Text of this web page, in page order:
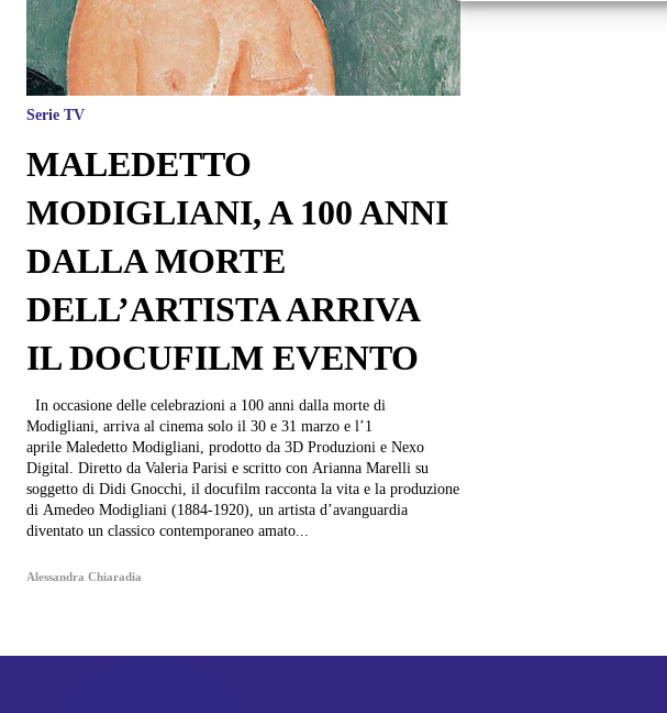
Serie TV
MALEDETTO
MODIGLIANI, A 100 ANNI
DALLA MORTE
DELL’ARTISTA ARRIVA
IL DOCUFILM EVENTO
Modigliani, arriva al cinema solo il 30 e 31 marzo e l’1
aprile Maledetto Modigliani, prodotto da 3D Produzioni e Nexo
Digital. Diretto da Valeria Parisi e scritto con Arianna Marelli su
soggetto di Didi Gnocchi, il docufilm racconta la vita e la produzione
di Amedeo Modigliani (1884-1920), un artista d’avanguardia
diventato un classico contemporaneo amato...
Alessandra Chiaradia